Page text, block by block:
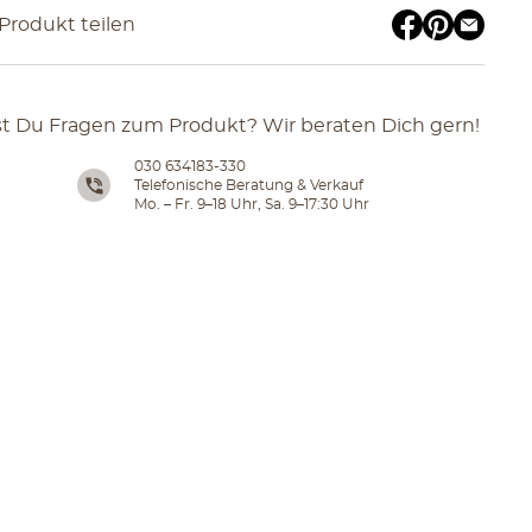
teilen
Du Fragen zum Produkt? Wir beraten Dich gern!
030 634183-330
Telefonische Beratung & Verkauf
Mo. – Fr. 9–18 Uhr, Sa. 9–17:30 Uhr